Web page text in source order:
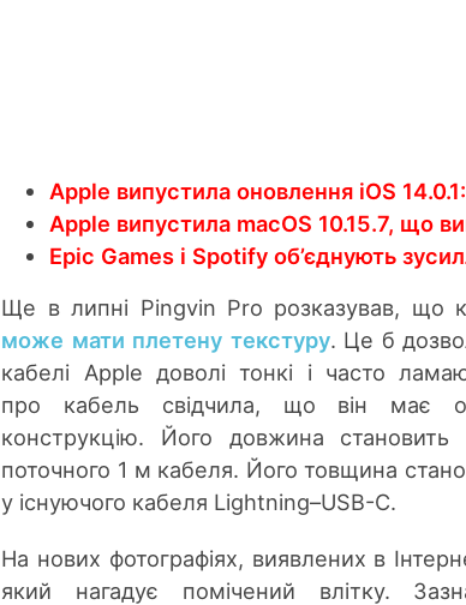
Apple випустила оновлення iOS
Apple випустила macOS 10.15.7, що
Epic Games і Spotify об’єднують
Ще в липні Pingvin Pro розказував, що
може мати плетену текстуру. Це б
кабелі Apple доволі тонкі і часто
про кабель свідчила, що він має
конструкцію. Його довжина
поточного 1 м кабеля. Його товщина
у існуючого кабеля Lightning–USB-C.
На нових фотографіях, виявлених в
який нагадує помічений влітку.